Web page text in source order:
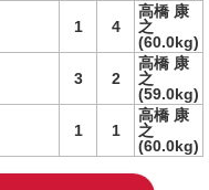
1 4
高橋 康
之
(60.0kg)
3 2
高橋 康
之
(59.0kg)
1 1
高橋 康
之
(60.0kg)